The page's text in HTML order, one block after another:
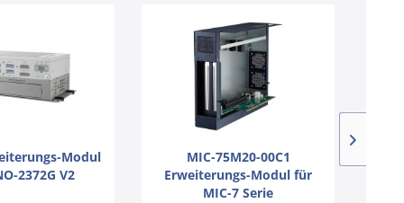
Modul
2372G V2
MIC-75M20-00C1
Erweiterungs-Modul für
MIC-7 Serie